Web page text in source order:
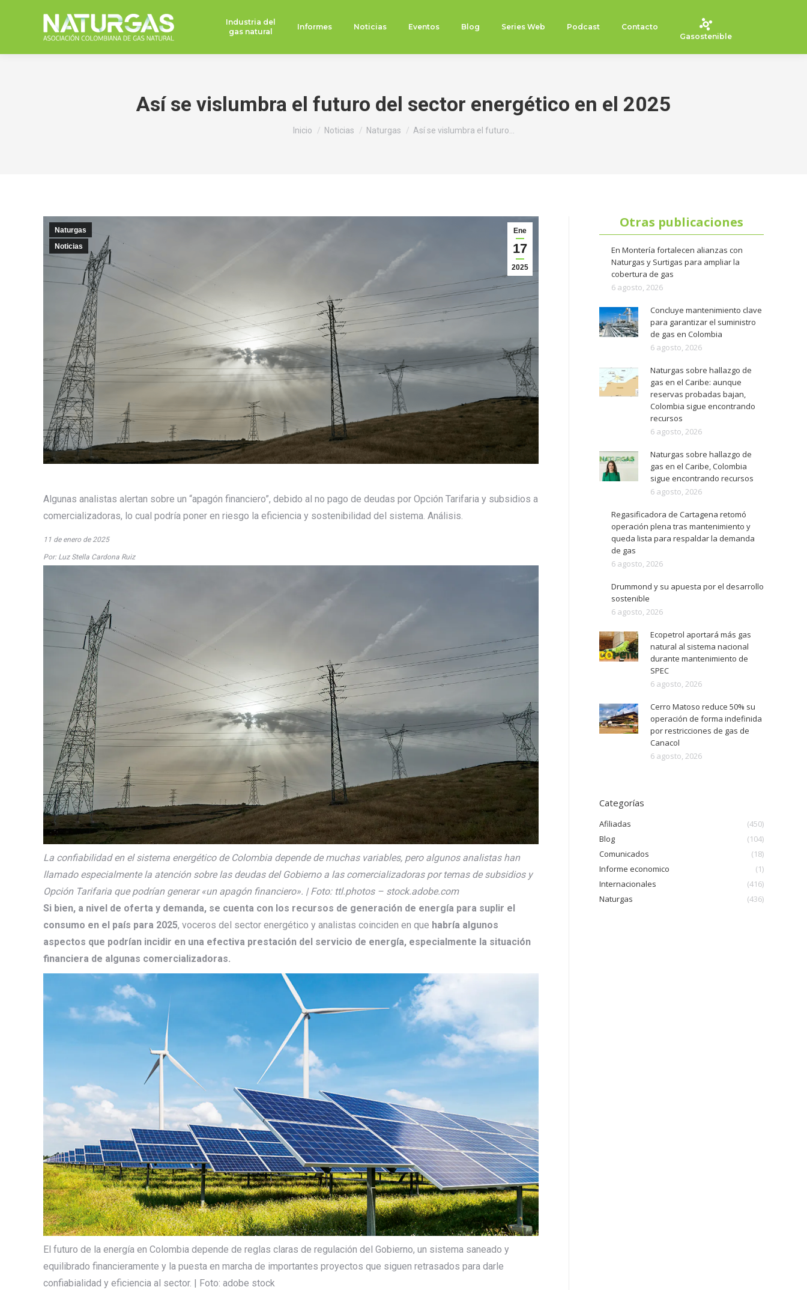
Industria del
gas natural
Informes Noticias Eventos Blog Series Web Podcast
Contacto
Gasostenible
Así se vislumbra el futuro del sector energético en el 2025
Estás aquí:
Inicio Noticias Naturgas Así se vislumbra el futuro…
Ene
17
2025
Naturgas
Noticias
Algunas analistas alertan sobre un “apagón financiero”, debido al no pago de deudas por Opción Tarifaria y subsidios a
comercializadoras, lo cual podría poner en riesgo la eficiencia y sostenibilidad del sistema. Análisis.
11 de enero de 2025
Por: Luz Stella Cardona Ruiz
La confiabilidad en el sistema energético de Colombia depende de muchas variables, pero algunos analistas han
llamado especialmente la atención sobre las deudas del Gobierno a las comercializadoras por temas de subsidios y
Opción Tarifaria que podrían generar «un apagón financiero». | Foto: ttl.photos – stock.adobe.com
Si bien, a nivel de oferta y demanda, se cuenta con los recursos de generación de energía para suplir el
consumo en el país para 2025, voceros del sector energético y analistas coinciden en que habría algunos
aspectos que podrían incidir en una efectiva prestación del servicio de energía, especialmente la situación
financiera de algunas comercializadoras.
El futuro de la energía en Colombia depende de reglas claras de regulación del Gobierno, un sistema saneado y
equilibrado financieramente y la puesta en marcha de importantes proyectos que siguen retrasados para darle
confiabialidad y eficiencia al sector. | Foto: adobe stock
Otras publicaciones
En Montería fortalecen alianzas con
Naturgas y Surtigas para ampliar la
cobertura de gas
6 agosto, 2026
Concluye mantenimiento clave
para garantizar el suministro
de gas en Colombia
6 agosto, 2026
Naturgas sobre hallazgo de
gas en el Caribe: aunque
reservas probadas bajan,
Colombia sigue encontrando
recursos
6 agosto, 2026
Naturgas sobre hallazgo de
gas en el Caribe, Colombia
sigue encontrando recursos
6 agosto, 2026
Regasificadora de Cartagena retomó
operación plena tras mantenimiento y
queda lista para respaldar la demanda
de gas
6 agosto, 2026
Drummond y su apuesta por el desarrollo
sostenible
6 agosto, 2026
Ecopetrol aportará más gas
natural al sistema nacional
durante mantenimiento de
SPEC
6 agosto, 2026
Cerro Matoso reduce 50% su
operación de forma indefinida
por restricciones de gas de
Canacol
6 agosto, 2026
Categorías
Afiliadas
(450)
Blog
(104)
Comunicados
(18)
Informe economico
(1)
Internacionales
(416)
Naturgas
(436)